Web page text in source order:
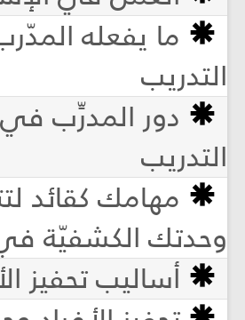
ما يفعله
التدريب
دور المدرِّب
التدريب
مهامك كقائد
وحدتك الكشفيّة
أساليب تحفيز